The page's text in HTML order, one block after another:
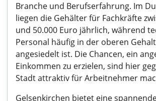
Branche und Berufserfahrung. Im
liegen die Gehälter für Fachkräfte
und 50.000 Euro jährlich, während
Personal häufig in der oberen
angesiedelt ist. Die Chancen, ein
Einkommen zu erzielen, sind hier
Stadt attraktiv für Arbeitnehmer
Gelsenkirchen bietet eine